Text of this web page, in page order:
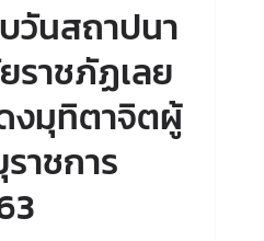
วันสถาปนา
ราชภัฏเลย
งมุทิตาจิตผู้
าชการ